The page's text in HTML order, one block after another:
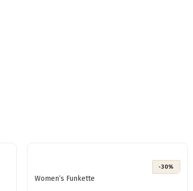
-30%
Women’s Funkette